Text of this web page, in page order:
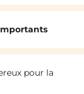
pour la